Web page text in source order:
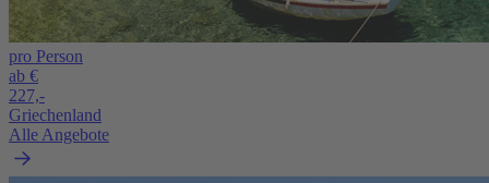
pro Person
ab €
227,-
Griechenland
Alle Angebote